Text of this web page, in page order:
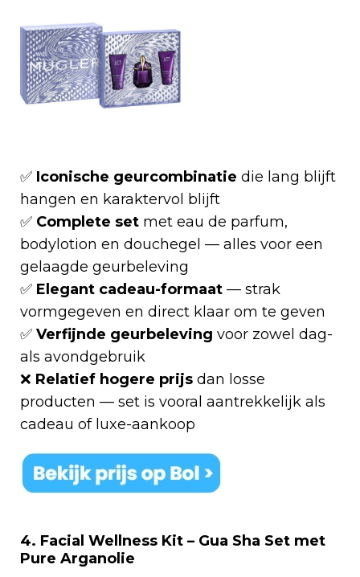
✅ Iconische geurcombinatie die lang blijft
hangen en karaktervol blijft
✅ Complete set met eau de parfum,
bodylotion en douchegel — alles voor een
gelaagde geurbeleving
✅ Elegant cadeau-formaat — strak
vormgegeven en direct klaar om te geven
✅ Verfijnde geurbeleving voor zowel dag-
als avondgebruik
❌ Relatief hogere prijs dan losse
producten — set is vooral aantrekkelijk als
cadeau of luxe-aankoop
4. Facial Wellness Kit – Gua Sha Set met
Pure Arganolie